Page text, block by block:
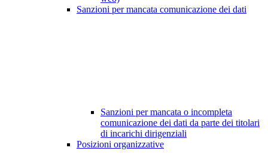
Sanzioni per mancata comunicazione dei dati
Sanzioni per mancata o incompleta
comunicazione dei dati da parte dei titolari
di incarichi dirigenziali
Posizioni organizzative